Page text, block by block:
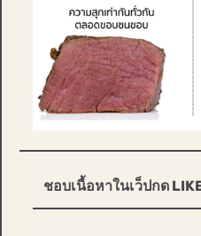
ชอบเนื้อหาในเว็ปกด